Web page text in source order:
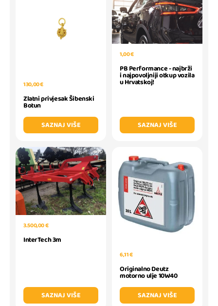
130,00 €
Zlatni privjesak Šibenski
Botun
SAZNAJ VIŠE
1,00 €
PB Performance - najbrži
i najpovoljniji otkup vozila
u Hrvatskoj!
SAZNAJ VIŠE
3.500,00 €
InterTech 3m
SAZNAJ VIŠE
6,11 €
Originalno Deutz
motorno ulje 10W40
SAZNAJ VIŠE